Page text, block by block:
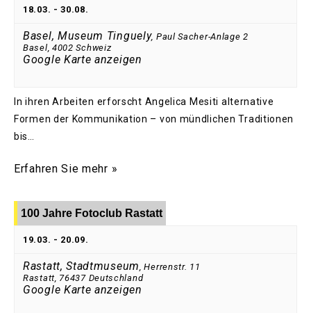
18.03. -30.08.
Basel, Museum Tinguely, Paul Sacher-Anlage 2
Basel, 4002 Schweiz
Google Karte anzeigen
In ihren Arbeiten erforscht Angelica Mesiti alternative
Formen der Kommunikation – von mündlichen Traditionen
bis…
Erfahren Sie mehr »
100 Jahre Fotoclub Rastatt
19.03. - 20.09.
Rastatt, Stadtmuseum,Herrenstr. 11
Rastatt, 76437 Deutschland
Google Karte anzeigen